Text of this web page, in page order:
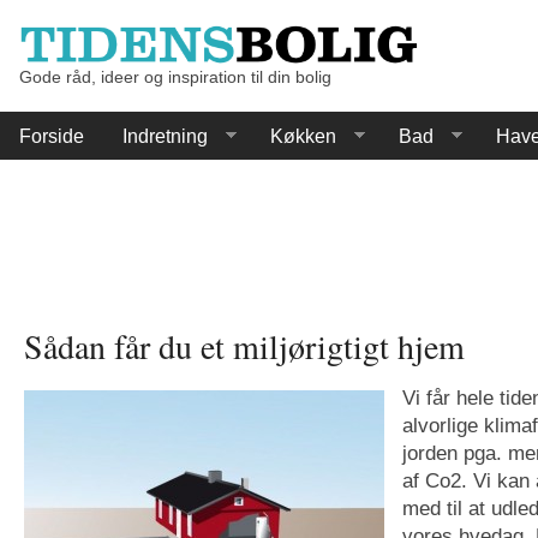
Gode råd, ideer og inspiration til din bolig
Forside Indretning Køkken Bad
Sådan får du et miljørigtigt hjem
Vi får hele
alvorlige
jorden pga.
af Co2. Vi
med til at